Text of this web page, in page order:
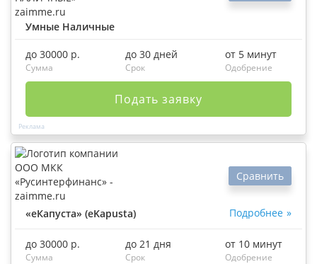
Умные Наличные
до 30000 р.
Сумма
до 30 дней
Срок
от 5 минут
Одобрение
Подать заявку
«еКапуста» (eKapusta) Подробнее
Сравнить
до 30000 р.
Сумма
до 21 дня
Срок
от 10 минут
Одобрение